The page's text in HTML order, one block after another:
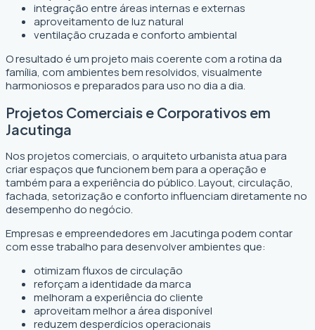
integração entre áreas internas e externas
aproveitamento de luz natural
ventilação cruzada e conforto ambiental
O resultado é um projeto mais coerente com a rotina da
família, com ambientes bem resolvidos, visualmente
harmoniosos e preparados para uso no dia a dia.
Projetos Comerciais e Corporativos em
Jacutinga
Nos projetos comerciais, o arquiteto urbanista atua para
criar espaços que funcionem bem para a operação e
também para a experiência do público. Layout, circulação,
fachada, setorização e conforto influenciam diretamente no
desempenho do negócio.
Empresas e empreendedores em Jacutinga podem contar
com esse trabalho para desenvolver ambientes que:
otimizam fluxos de circulação
reforçam a identidade da marca
melhoram a experiência do cliente
aproveitam melhor a área disponível
reduzem desperdícios operacionais